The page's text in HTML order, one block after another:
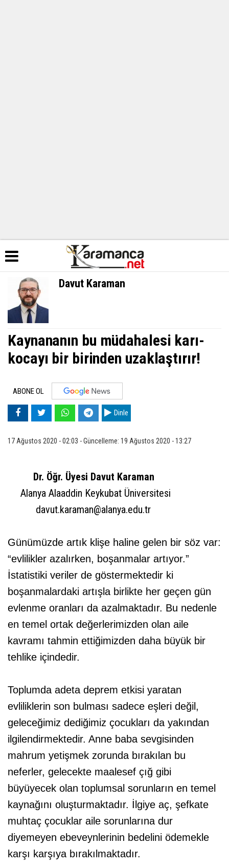
Davut Karaman
Kaynananın bu müdahalesi karı-
kocayı bir birinden uzaklaştırır!
ABONE OL
Dinle
17 Ağustos 2020 - 02:03 - Güncelleme: 19 Ağustos 2020 - 13:27
Dr. Öğr. Üyesi Davut Karaman
Alanya Alaaddin Keykubat Üniversitesi
davut.karaman@alanya.edu.tr
Günümüzde artık klişe haline gelen bir söz var:
“evlilikler azalırken, boşanmalar artıyor.”
İstatistiki veriler de göstermektedir ki
boşanmalardaki artışla birlikte her geçen gün
evlenme oranları da azalmaktadır. Bu nedenle
en temel ortak değerlerimizden olan aile
kavramı tahmin ettiğimizden daha büyük bir
tehlike içindedir.
Toplumda adeta deprem etkisi yaratan
evliliklerin son bulması sadece eşleri değil,
geleceğimiz dediğimiz çocukları da yakından
ilgilendirmektedir. Anne baba sevgisinden
mahrum yetişmek zorunda bırakılan bu
neferler, gelecekte maalesef çığ gibi
büyüyecek olan toplumsal sorunların en temel
kaynağını oluşturmaktadır. İlgiye aç, şefkate
muhtaç çocuklar aile sorunlarına dur
diyemeyen ebeveynlerinin bedelini ödemekle
karşı karşıya bırakılmaktadır.